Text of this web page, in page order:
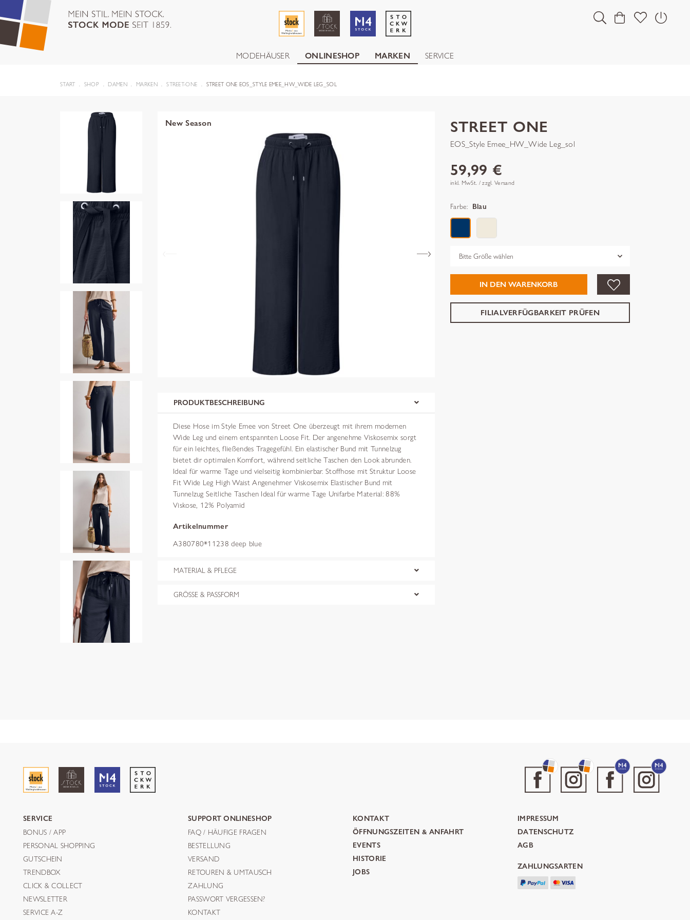
MODEHÄUSER ONLINESHOP MARKEN SERVICE
START SHOP DAMEN MARKEN STREET-ONE STREET ONE EOS_STYLE EMEE_HW_WIDE LEG_SOL
New Season
PRODUKTBESCHREIBUNG
Diese Hose im Style Emee von Street One überzeugt mit ihrem modernen
Wide Leg und einem entspannten Loose Fit. Der angenehme Viskosemix sorgt
für ein leichtes, fließendes Tragegefühl. Ein elastischer Bund mit Tunnelzug
bietet dir optimalen Komfort, während seitliche Taschen den Look abrunden.
Ideal für warme Tage und vielseitig kombinierbar. Stoffhose mit Struktur Loose
Fit Wide Leg High Waist Angenehmer Viskosemix Elastischer Bund mit
Tunnelzug Seitliche Taschen Ideal für warme Tage Unifarbe Material: 88%
Viskose, 12% Polyamid
Artikelnummer
A380780*11238 deep blue
MATERIAL & PFLEGE
GRÖSSE & PASSFORM
STREET ONE
EOS_Style Emee_HW_Wide Leg_sol
59,99 €
inkl. MwSt. / zzgl. Versand
Farbe: Blau
Grösse
IN DEN WARENKORB
FILIALVERFÜGBARKEIT PRÜFEN
SERVICE
BONUS / APP
PERSONAL SHOPPING
GUTSCHEIN
TRENDBOX
CLICK & COLLECT
NEWSLETTER
SERVICE A-Z
SUPPORT ONLINESHOP
FAQ / HÄUFIGE FRAGEN
BESTELLUNG
VERSAND
RETOUREN & UMTAUSCH
ZAHLUNG
PASSWORT VERGESSEN?
KONTAKT
KONTAKT
ÖFFNUNGSZEITEN & ANFAHRT
EVENTS
HISTORIE
JOBS
IMPRESSUM
DATENSCHUTZ
AGB
ZAHLUNGSARTEN